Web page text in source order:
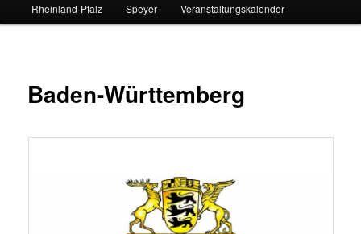
Rheinland-Pfalz Speyer Veranstaltungskalender
Baden-Württemberg